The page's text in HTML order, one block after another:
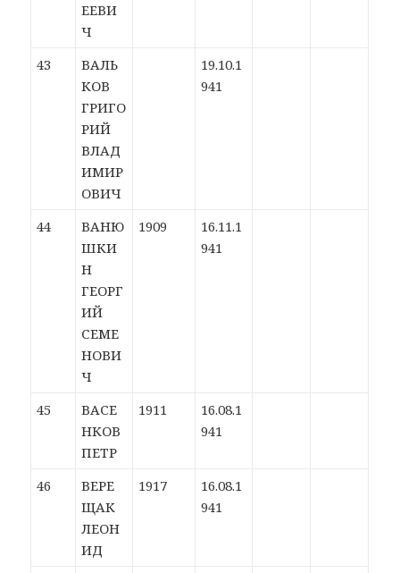
ЕЕВИ
Ч
43
ВАЛЬ
КОВ
ГРИГО
РИЙ
ВЛАД
ИМИР
ОВИЧ
19.10.1
941
44
ВАНЮ
ШКИ
Н
ГЕОРГ
ИЙ
СЕМЕ
НОВИ
Ч
1909
16.11.1
941
45
ВАСЕ
НКОВ
ПЕТР
1911
16.08.1
941
46
ВЕРЕ
ЩАК
ЛЕОН
ИД
1917
16.08.1
941